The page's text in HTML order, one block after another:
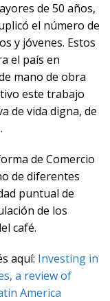
de 50 años,
el número de
y jóvenes. Estos
el país en
mano de obra
este trabajo
de vida digna, de
de Comercio
de diferentes
puntual de
de los
café.
aquí: Investing in
a review of
America